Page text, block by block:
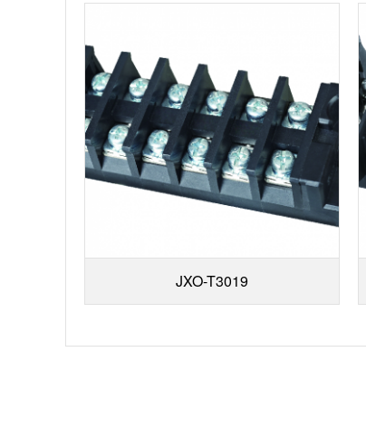
JXO-T3019